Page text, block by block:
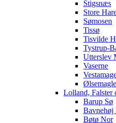
Stigsnæs
Store
Sømosen
Tissø
Tisvilde
Tystrup-
Utterslev
Vaserne
Lolland, Falster
Barup Sø
Bavnehøj
Bøtø Nor